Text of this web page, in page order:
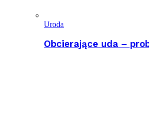
Uroda
Obcierające uda –